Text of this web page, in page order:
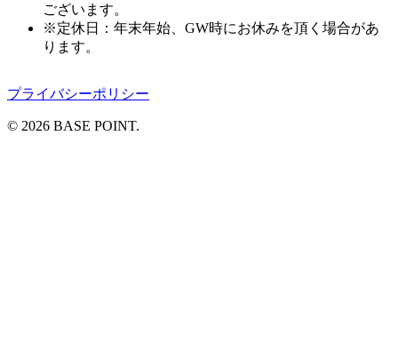
ございます。
※定休日：年末年始、GW時にお休みを頂く場合があ
ります。
プライバシーポリシー
© 2026 BASE POINT.